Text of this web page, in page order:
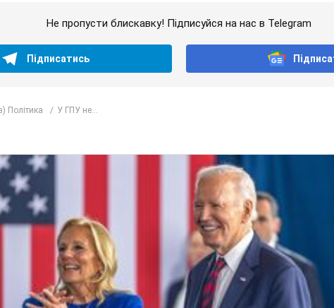
Не пропусти блискавку! Підписуйся на нас в Telegram
Підписатись
Політика У ГПУ не...